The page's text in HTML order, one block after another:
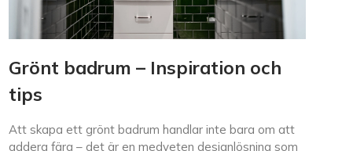
Grönt badrum – Inspiration och
tips
Att skapa ett grönt badrum handlar inte bara om att
addera färg – det är en medveten designlösning som